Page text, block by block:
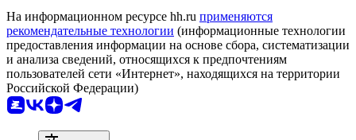
На информационном ресурсе hh.ru применяются
рекомендательные технологии (информационные технологии
предоставления информации на основе сбора, систематизации
и анализа сведений, относящихся к предпочтениям
пользователей сети «Интернет», находящихся на территории
Российской Федерации)